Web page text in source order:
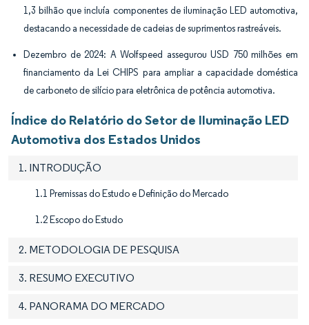
1,3 bilhão que incluía componentes de iluminação LED automotiva,
destacando a necessidade de cadeias de suprimentos rastreáveis.
Dezembro de 2024: A Wolfspeed assegurou USD 750 milhões em
financiamento da Lei CHIPS para ampliar a capacidade doméstica
de carboneto de silício para eletrônica de potência automotiva.
Índice do Relatório do Setor de Iluminação LED
Automotiva dos Estados Unidos
1. INTRODUÇÃO
1.1 Premissas do Estudo e Definição do Mercado
1.2 Escopo do Estudo
2. METODOLOGIA DE PESQUISA
3. RESUMO EXECUTIVO
4. PANORAMA DO MERCADO